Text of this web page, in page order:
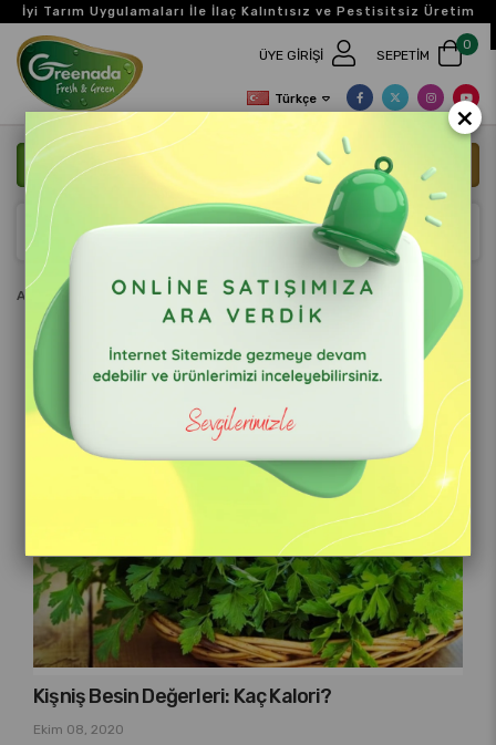
İyi Tarım Uygulamaları İle İlaç Kalıntısız ve Pestisitsiz Üretim
ANASAYFA BIZE ULAŞIN
Türkçe
0
ÜYE GIRIŞI SEPETIM
Anasayfa Blog >
Ara
Blog Başlık
Kişniş Besin Değerleri: Kaç Kalori?
Ekim 08, 2020
×